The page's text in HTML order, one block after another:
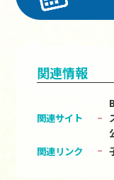
関連情報
関連サイト
関連リンク